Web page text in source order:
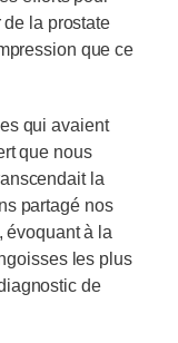
de la prostate
que ce
qui avaient
que nous
la
partagé nos
évoquant à la
les plus
de